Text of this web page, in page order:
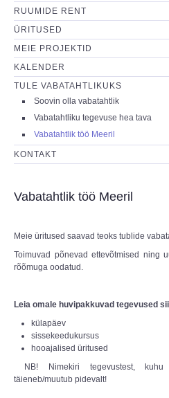
RUUMIDE RENT
ÜRITUSED
MEIE PROJEKTID
KALENDER
TULE VABATAHTLIKUKS
Soovin olla vabatahtlik
Vabatahtliku tegevuse hea tava
Vabatahtlik töö Meeril
KONTAKT
Vabatahtlik töö Meeril
Meie üritused saavad teoks tublide
Toimuvad põnevad ettevõtmised ning
rõõmuga oodatud.
Leia omale huvipakkuvad tegevused
külapäev
sissekeedukursus
hooajalised üritused
NB! Nimekiri tegevustest, kuhu
täieneb/muutub pidevalt!